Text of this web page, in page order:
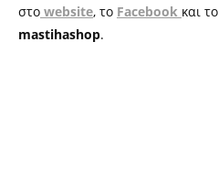
στο website, το Facebook και το
mastihashop.